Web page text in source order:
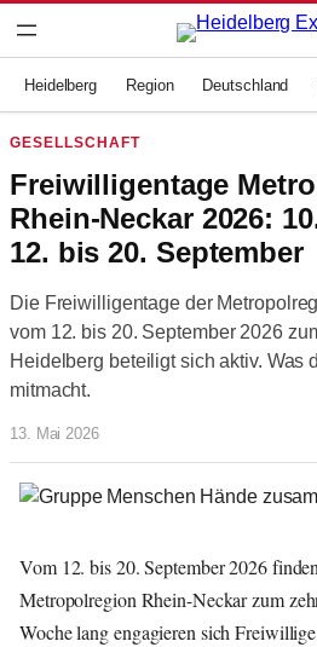
Inhalt
Heidelberg Region Deutschland
GESELLSCHAFT
Freiwilligentage
Rhein-Neckar 2026:
12. bis 20. September
Die Freiwilligentage der
vom 12. bis 20. September 2026
Heidelberg beteiligt sich aktiv. Was
mitmacht.
13. Mai 2026
Vom 12. bis 20. September 2026
Metropolregion Rhein-Neckar zum
Woche lang engagieren sich